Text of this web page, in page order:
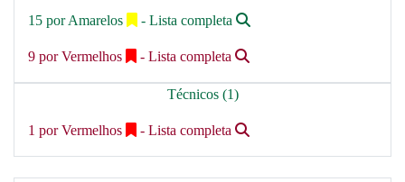
15 por Amarelos - Lista completa
9 por Vermelhos - Lista completa
Técnicos (1)
1 por Vermelhos - Lista completa